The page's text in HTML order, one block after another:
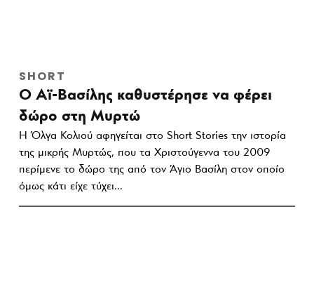
SHORT
Ο Αϊ-Βασίλης καθυστέρησε να φέρει
δώρο στη Μυρτώ
Η Όλγα Κολιού αφηγείται στο Short Stories την ιστορία
της μικρής Μυρτώς, που τα Χριστούγεννα του 2009
περίμενε το δώρο της από τον Άγιο Βασίλη στον οποίο
όμως κάτι είχε τύχει…